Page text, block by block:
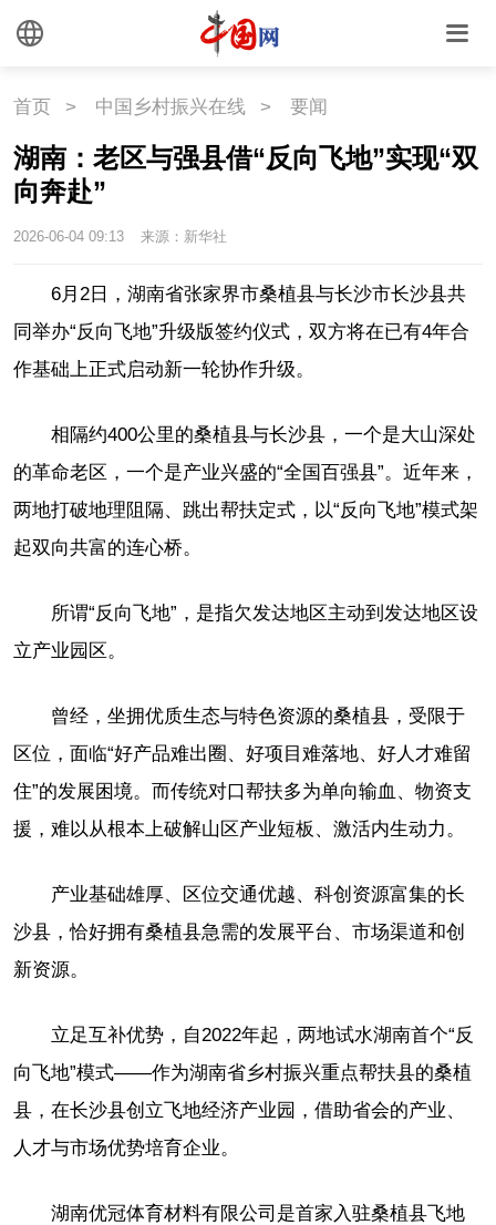
首页 > 中国乡村振兴在线 > 要闻
湖南：老区与强县借“反向飞地”实现“双
向奔赴”
2026-06-04 09:13 来源：新华社
6月2日，湖南省张家界市桑植县与长沙市长沙县共
同举办“反向飞地”升级版签约仪式，双方将在已有4年合
作基础上正式启动新一轮协作升级。
相隔约400公里的桑植县与长沙县，一个是大山深处
的革命老区，一个是产业兴盛的“全国百强县”。近年来，
两地打破地理阻隔、跳出帮扶定式，以“反向飞地”模式架
起双向共富的连心桥。
所谓“反向飞地”，是指欠发达地区主动到发达地区设
立产业园区。
曾经，坐拥优质生态与特色资源的桑植县，受限于
区位，面临“好产品难出圈、好项目难落地、好人才难留
住”的发展困境。而传统对口帮扶多为单向输血、物资支
援，难以从根本上破解山区产业短板、激活内生动力。
产业基础雄厚、区位交通优越、科创资源富集的长
沙县，恰好拥有桑植县急需的发展平台、市场渠道和创
新资源。
立足互补优势，自2022年起，两地试水湖南首个“反
向飞地”模式——作为湖南省乡村振兴重点帮扶县的桑植
县，在长沙县创立飞地经济产业园，借助省会的产业、
人才与市场优势培育企业。
湖南优冠体育材料有限公司是首家入驻桑植县飞地